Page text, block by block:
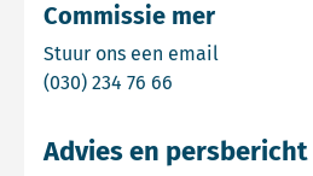
Commissie mer
Stuur ons een email
(030) 234 76 66
Advies en persbericht